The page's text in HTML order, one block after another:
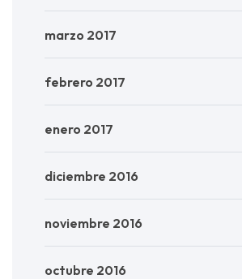
marzo 2017
febrero 2017
enero 2017
diciembre 2016
noviembre 2016
octubre 2016